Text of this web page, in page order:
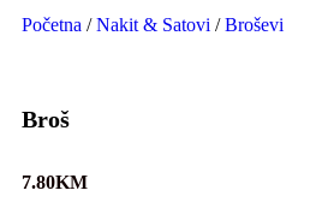
Početna / Nakit & Satovi / Broševi
Broš
7.80KM